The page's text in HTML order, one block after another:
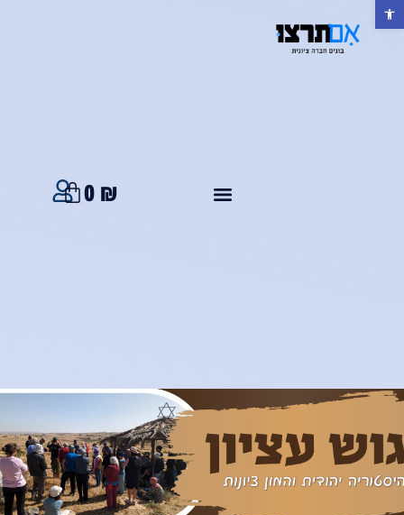
פתח סרגל נגישות
0 ₪